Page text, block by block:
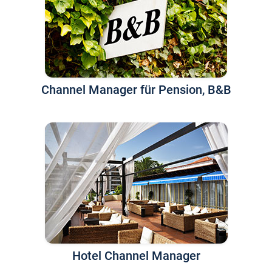
Channel Manager für Pension, B&B
Hotel Channel Manager